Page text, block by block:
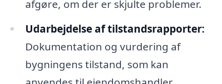
afgøre, om der er skjulte problemer.
Udarbejdelse af tilstandsrapporter:
Dokumentation og vurdering af
bygningens tilstand, som kan